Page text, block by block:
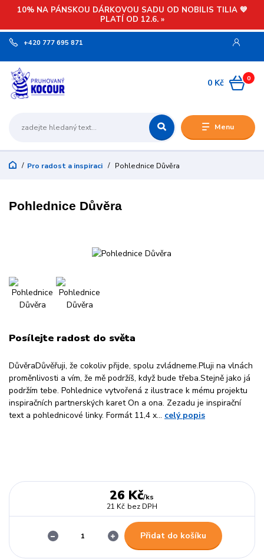
10% NA PÁNSKOU DÁRKOVOU SADU OD NOBILIS TILIA 💙
PLATÍ OD 12.6. »
Menu
+420 777 695 871
0
0 Kč
Pro radost a inspiraci Pohlednice Důvěra
Pohlednice Důvěra
Posílejte radost do světa
DůvěraDůvěřuji, že cokoliv přijde, spolu zvládneme.Pluji na vlnách
proměnlivosti a vím, že mě podržíš, když bude třeba.Stejně jako já
podržím tebe. Pohlednice vytvořená z ilustrace k mému projektu
inspiračních partnerských karet On a ona. Zezadu je inspirační
text a pohlednicové linky. Formát 11,4 x... celý popis
26 Kč/ks
21 Kč bez DPH
Přidat do košíku